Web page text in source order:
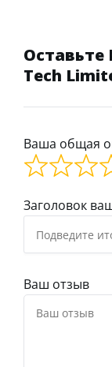
Оставьте
Tech
Ваша общая
Заголовок
Ваш отзыв